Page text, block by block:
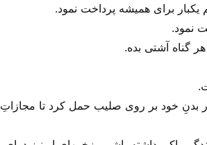
برای همیشه پرداخت نمود.
نمود.
گناه آشتی بده.
بدنِ خود بر روی صلیب حمل کرد تا مجازاتِ